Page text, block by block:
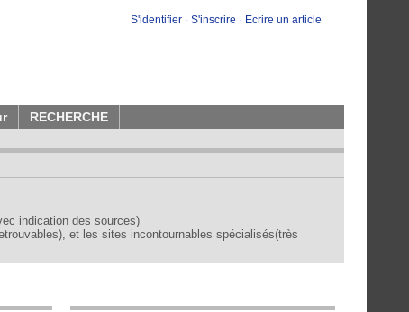
S'identifier - S'inscrire - Ecrire un article
RECHERCHE
indication des sources)
et les sites incontournables spécialisés(très